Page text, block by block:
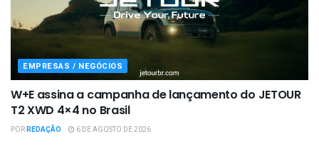
EMPRESAS / NEGÓCIOS
W+E assina a campanha de lançamento do JETOUR
T2 XWD 4×4 no Brasil
PORREDAÇÃO 6 DE AGOSTO DE 2026